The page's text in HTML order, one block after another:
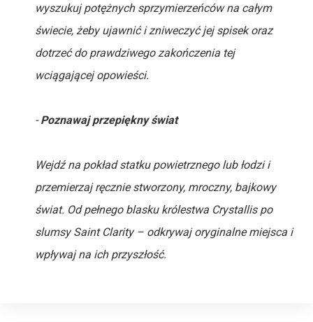
wyszukuj potężnych sprzymierzeńców na całym
świecie, żeby ujawnić i zniweczyć jej spisek oraz
dotrzeć do prawdziwego zakończenia tej
wciągającej opowieści.
-Poznawaj przepiękny świat
Wejdź na pokład statku powietrznego lub łodzi i
przemierzaj ręcznie stworzony, mroczny, bajkowy
świat. Od pełnego blasku królestwa Crystallis po
slumsy Saint Clarity – odkrywaj oryginalne miejsca i
wpływaj na ich przyszłość.